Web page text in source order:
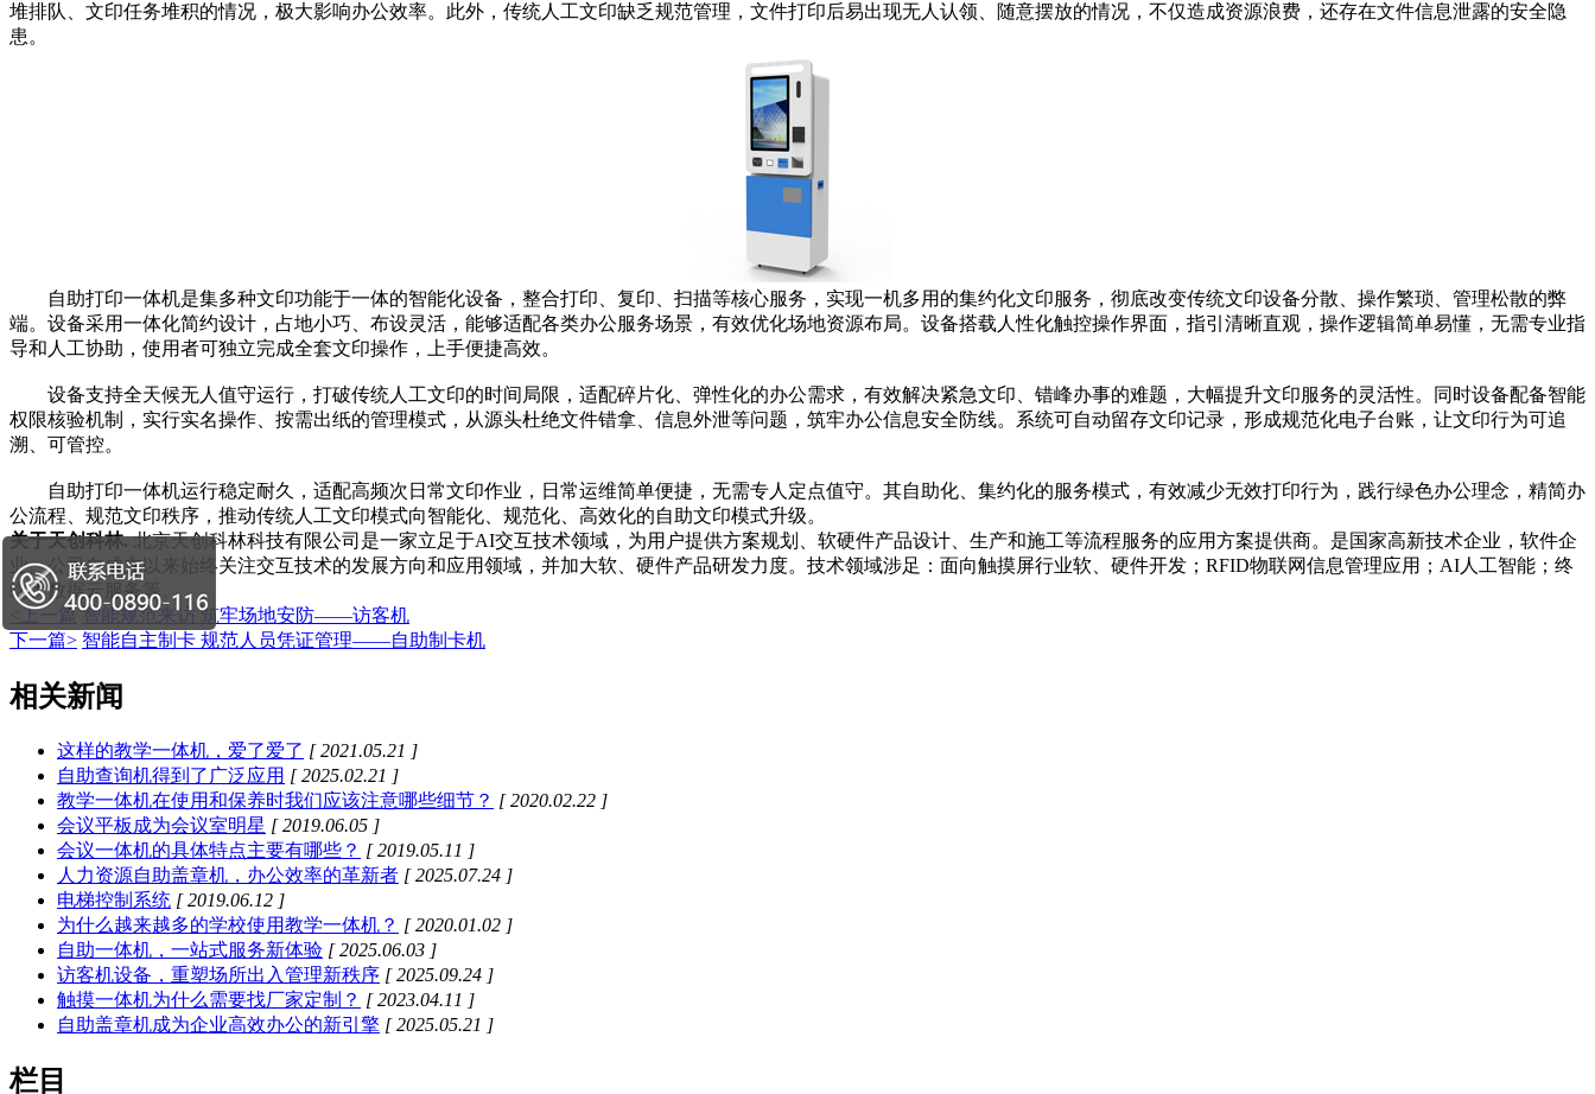
堆排队、文印任务堆积的情况，极大影响办公效率。此外，传统人工文印缺乏规范管理，文件打印后易出现无人认领、随意摆放的情况，不仅造成资源浪费，还存在文件信息泄露的安全隐
患。
自助打印一体机是集多种文印功能于一体的智能化设备，整合打印、复印、扫描等核心服务，实现一机多用的集约化文印服务，彻底改变传统文印设备分散、操作繁琐、管理松散的弊
端。设备采用一体化简约设计，占地小巧、布设灵活，能够适配各类办公服务场景，有效优化场地资源布局。设备搭载人性化触控操作界面，指引清晰直观，操作逻辑简单易懂，无需专业指
导和人工协助，使用者可独立完成全套文印操作，上手便捷高效。
设备支持全天候无人值守运行，打破传统人工文印的时间局限，适配碎片化、弹性化的办公需求，有效解决紧急文印、错峰办事的难题，大幅提升文印服务的灵活性。同时设备配备智能
权限核验机制，实行实名操作、按需出纸的管理模式，从源头杜绝文件错拿、信息外泄等问题，筑牢办公信息安全防线。系统可自动留存文印记录，形成规范化电子台账，让文印行为可追
溯、可管控。
自助打印一体机运行稳定耐久，适配高频次日常文印作业，日常运维简单便捷，无需专人定点值守。其自助化、集约化的服务模式，有效减少无效打印行为，践行绿色办公理念，精简办
公流程、规范文印秩序，推动传统人工文印模式向智能化、规范化、高效化的自助文印模式升级。
关于天创科林.北京天创科林科技有限公司是一家立足于AI交互技术领域，为用户提供方案规划、软硬件产品设计、生产和施工等流程服务的应用方案提供商。是国家高新技术企业，软件企
业。公司自成立以来始终关注交互技术的发展方向和应用领域，并加大软、硬件产品研发力度。技术领域涉足：面向触摸屏行业软、硬件开发；RFID物联网信息管理应用；AI人工智能；终
端大数据云服务等。
<上一篇 智能规范来访 筑牢场地安防——访客机
下一篇> 智能自主制卡 规范人员凭证管理——自助制卡机
相关新闻
这样的教学一体机，爱了爱了 [ 2021.05.21 ]
自助查询机得到了广泛应用 [ 2025.02.21 ]
教学一体机在使用和保养时我们应该注意哪些细节？ [ 2020.02.22 ]
会议平板成为会议室明星 [ 2019.06.05 ]
会议一体机的具体特点主要有哪些？ [ 2019.05.11 ]
人力资源自助盖章机，办公效率的革新者 [ 2025.07.24 ]
电梯控制系统 [ 2019.06.12 ]
为什么越来越多的学校使用教学一体机？ [ 2020.01.02 ]
自助一体机，一站式服务新体验 [ 2025.06.03 ]
访客机设备，重塑场所出入管理新秩序 [ 2025.09.24 ]
触摸一体机为什么需要找厂家定制？ [ 2023.04.11 ]
自助盖章机成为企业高效办公的新引擎 [ 2025.05.21 ]
栏目